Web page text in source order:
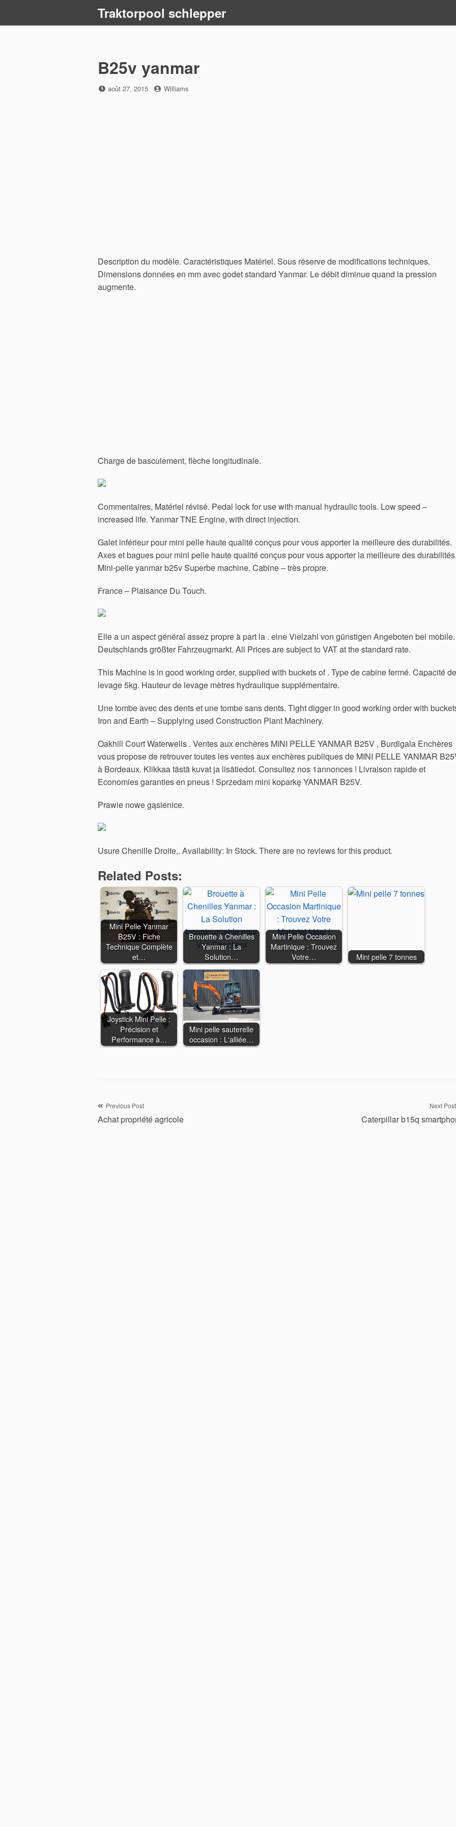
Traktorpool schlepper
B25v yanmar
Posted
août 27, 2015 by
Williams
Description du modèle. Caractéristiques Matériel. Sous réserve de modifications techniques.
Dimensions données en mm avec godet standard Yanmar. Le débit diminue quand la pression
augmente.
Charge de basculement, flèche longitudinale.
Commentaires, Matériel révisé. Pedal lock for use with manual hydraulic tools. Low speed –
increased life. Yanmar TNE Engine, with direct injection.
Galet inférieur pour mini pelle haute qualité conçus pour vous apporter la meilleure des durabilités.
Axes et bagues pour mini pelle haute qualité conçus pour vous apporter la meilleure des
Mini-pelle yanmar b25v Superbe machine. Cabine – très propre.
France – Plaisance Du Touch.
Elle a un aspect général assez propre à part la . eine Vielzahl von günstigen Angeboten bei mobile.
Deutschlands größter Fahrzeugmarkt. All Prices are subject to VAT at the standard rate.
This Machine is in good working order, supplied with buckets of . Type de cabine fermé. Capacité de
levage 5kg. Hauteur de levage mètres hydraulique supplémentaire.
Une tombe avec des dents et une tombe sans dents. Tight digger in good working order with
Iron and Earth – Supplying used Construction Plant Machinery.
Oakhill Court Waterwells . Ventes aux enchères MINI PELLE YANMAR B25V , Burdigala Enchères
vous propose de retrouver toutes les ventes aux enchères publiques de MINI PELLE YANMAR
à Bordeaux. Klikkaa tästä kuvat ja lisätiedot. Consultez nos 1annonces ! Livraison rapide et
Economies garanties en pneus ! Sprzedam mini koparkę YANMAR B25V.
Prawie nowe gąsienice.
Usure Chenille Droite,. Availability: In Stock. There are no reviews for this product.
Related Posts:
Mini Pelle Yanmar
B25V : Fiche
Technique Complète
et…
Brouette à Chenilles
Yanmar : La
Solution…
Mini Pelle Occasion
Martinique : Trouvez
Votre…
Mini pelle 7 tonnes
Joystick Mini Pelle :
Précision et
Performance à…
Mini pelle sauterelle
occasion : L'alliée…
Navigation
Previous Post
Achat propriété agricole
Next Post
Caterpillar b15q